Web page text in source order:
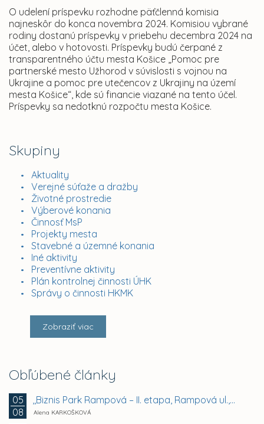
Skupiny
Aktuality
Verejné súťaže a dražby
Životné prostredie
Výberové konania
Činnosť MsP
Projekty mesta
Stavebné a územné konania
Iné aktivity
Preventívne aktivity
Plán kontrolnej činnosti ÚHK
Správy o činnosti HKMK
Zobraziť viac
Obľúbené články
05
08
,,Biznis Park Rampová – II. etapa, Rampová ul.,...
Alena KARKOŠKOVÁ
O udelení príspevku rozhodne päťčlenná komisia
najneskôr do konca novembra 2024. Komisiou vybrané
rodiny dostanú príspevky v priebehu decembra 2024 na
účet, alebo v hotovosti. Príspevky budú čerpané z
transparentného účtu mesta Košice „Pomoc pre
partnerské mesto Užhorod v súvislosti s vojnou na
Ukrajine a pomoc pre utečencov z Ukrajiny na území
mesta Košice“, kde sú financie viazané na tento účel.
Príspevky sa nedotknú rozpočtu mesta Košice.